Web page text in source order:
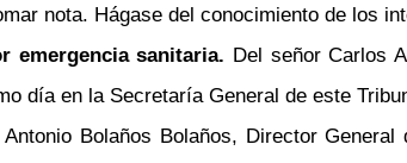
nota. Hágase del conocimiento de los
emergencia sanitaria. Del señor Carlos
día en la Secretaría General de este
Bolaños Bolaños, Director